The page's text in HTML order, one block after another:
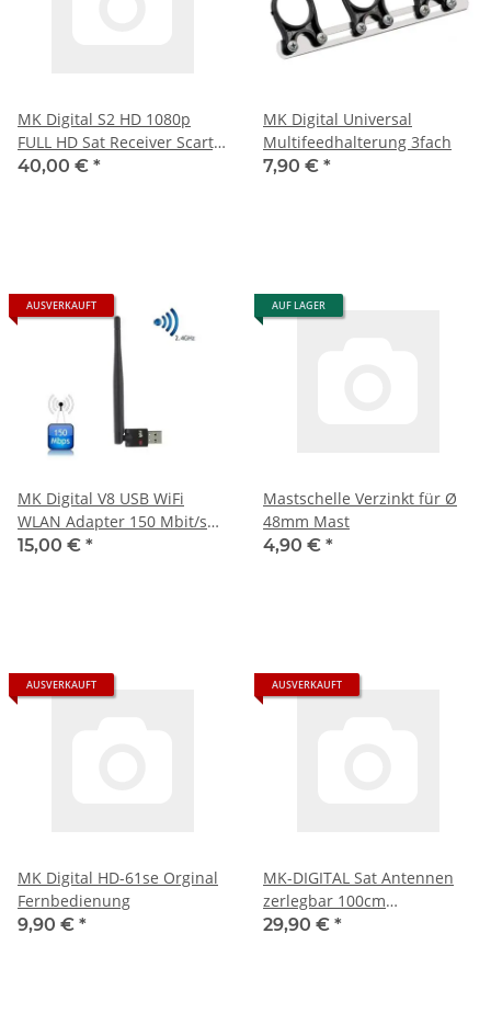
MK Digital S2 HD 1080p
FULL HD Sat Receiver Scart,
HDMI, EPG USB Mediaplayer
40,00 € *
MK Digital Universal
Multifeedhalterung 3fach
7,90 € *
AUSVERKAUFT
MK Digital V8 USB WiFi
WLAN Adapter 150 Mbit/s
mit 3dBi Antenne
15,00 € *
AUF LAGER
Mastschelle Verzinkt für Ø
48mm Mast
4,90 € *
AUSVERKAUFT
MK Digital HD-61se Orginal
Fernbedienung
9,90 € *
AUSVERKAUFT
MK-DIGITAL Sat Antennen
zerlegbar 100cm
BalkonStänder
29,90 € *